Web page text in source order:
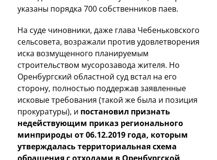
указаны порядка 700 собственников паев.
На суде чиновники, даже глава Чебеньковского
сельсовета, возражали против удовлетворения
иска возмущенного планируемым
строительством мусорозавода жителя. Но
Оренбургский областной суд встал на его
сторону, полностью поддержав заявленные
исковые требования (такой же была и позиция
прокуратуры), и постановил признать
недействующим приказ регионального
минприроды от 06.12.2019 года, которым
утверждалась территориальная схема